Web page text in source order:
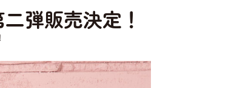
弾販売決定！